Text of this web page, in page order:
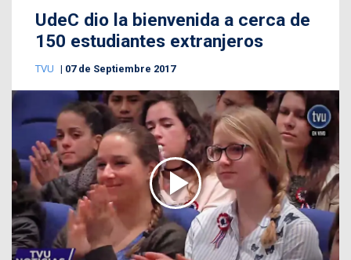
UdeC dio la bienvenida a cerca de
150 estudiantes extranjeros
TVU 07 de Septiembre 2017